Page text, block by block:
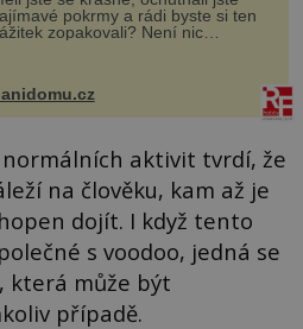
pokrmy a rádi byste si ten
zopakovali? Není nic
Pljeskavica (10 porcí)
jste ji ochutnali na dovolené v
aktivit tvrdí, že
na člověku, kam až je
dojít. I když tento
s voodoo, jedná se
která může být
případě.